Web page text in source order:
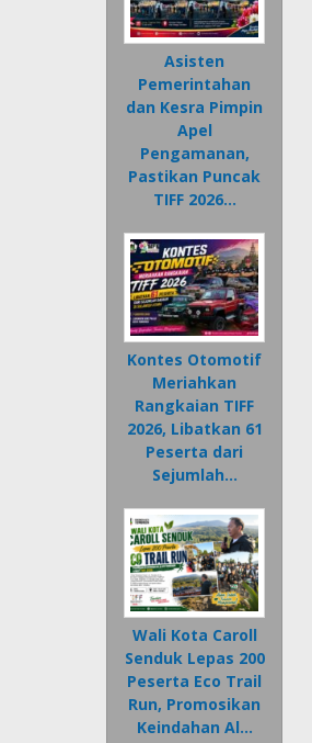
Asisten
Pemerintahan
dan Kesra Pimpin
Apel
Pengamanan,
Pastikan Puncak
TIFF 2026…
Kontes Otomotif
Meriahkan
Rangkaian TIFF
2026, Libatkan 61
Peserta dari
Sejumlah…
Wali Kota Caroll
Senduk Lepas 200
Peserta Eco Trail
Run, Promosikan
Keindahan Al…